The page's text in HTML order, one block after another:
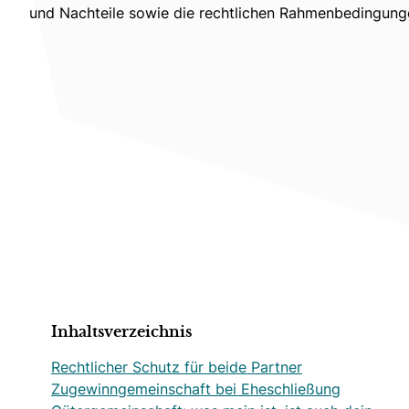
und Nachteile sowie die rechtlichen
Inhaltsverzeichnis
Rechtlicher Schutz für beide Partner
Zugewinngemeinschaft bei Eheschließung